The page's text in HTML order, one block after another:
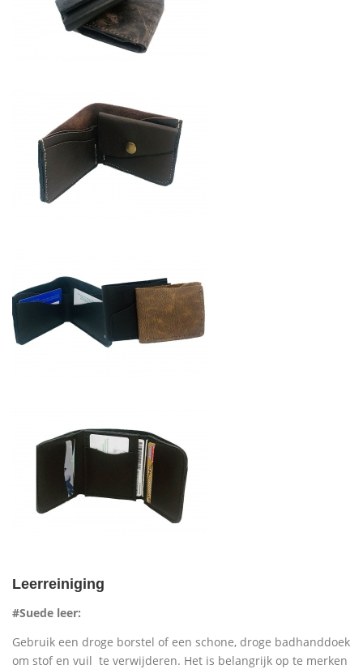
Leerreiniging
#Suede leer:
Gebruik een droge borstel of een schone, droge badhanddoek
om stof en vuil te verwijderen. Het is belangrijk op te merken